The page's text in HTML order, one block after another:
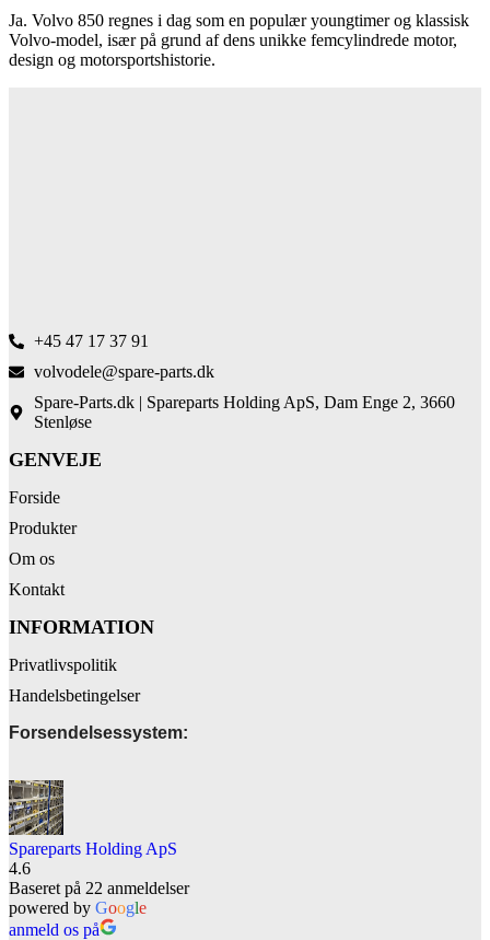
Ja. Volvo 850 regnes i dag som en populær youngtimer og klassisk
Volvo-model, især på grund af dens unikke femcylindrede motor,
design og motorsportshistorie.
+45 47 17 37 91
volvodele@spare-parts.dk
Spare-Parts.dk | Spareparts Holding ApS, Dam Enge 2, 3660
Stenløse
GENVEJE
Forside
Produkter
Om os
Kontakt
INFORMATION
Privatlivspolitik
Handelsbetingelser
Forsendelsessystem:
Spareparts Holding ApS
4.6
Baseret på 22 anmeldelser
powered by Google
anmeld os på